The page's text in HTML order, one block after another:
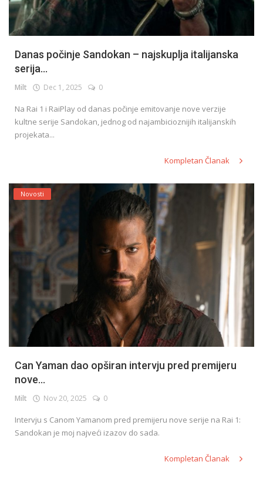
Danas počinje Sandokan – najskuplja italijanska
serija...
Milt Dec 1, 2025 0
Na Rai 1 i RaiPlay od danas počinje emitovanje nove verzije
kultne serije Sandokan, jednog od najambicioznijih italijanskih
projekata...
Kompletan Članak
Novosti
Can Yaman dao opširan intervju pred premijeru
nove...
Milt Nov 20, 2025 0
Intervju s Canom Yamanom pred premijeru nove serije na Rai 1:
Sandokan je moj najveći izazov do sada.
Kompletan Članak